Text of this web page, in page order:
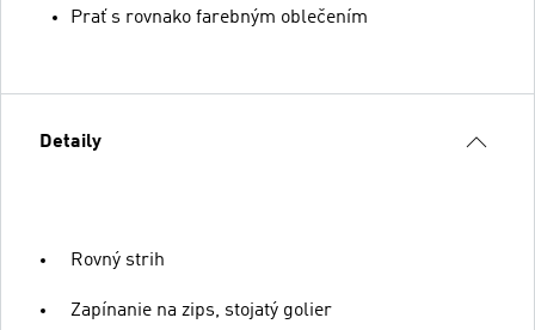
Prať s rovnako farebným oblečením
Detaily
Rovný strih
Zapínanie na zips, stojatý golier